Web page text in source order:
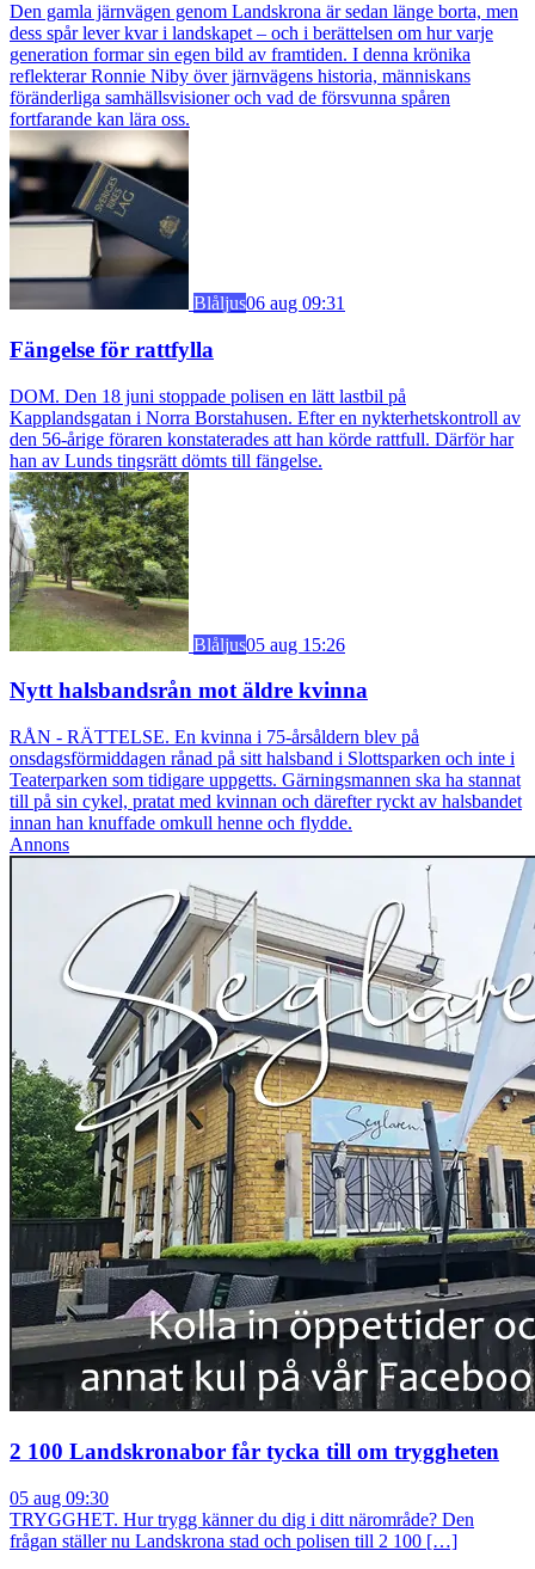
Den gamla järnvägen genom Landskrona är sedan länge borta, men
dess spår lever kvar i landskapet – och i berättelsen om hur varje
generation formar sin egen bild av framtiden. I denna krönika
reflekterar Ronnie Niby över järnvägens historia, människans
föränderliga samhällsvisioner och vad de försvunna spåren
fortfarande kan lära oss.
Blåljus06 aug 09:31
Fängelse för rattfylla
DOM. Den 18 juni stoppade polisen en lätt lastbil på
Kapplandsgatan i Norra Borstahusen. Efter en nykterhetskontroll av
den 56-årige föraren konstaterades att han körde rattfull. Därför har
han av Lunds tingsrätt dömts till fängelse.
Blåljus05 aug 15:26
Nytt halsbandsrån mot äldre kvinna
RÅN - RÄTTELSE. En kvinna i 75-årsåldern blev på
onsdagsförmiddagen rånad på sitt halsband i Slottsparken och inte i
Teaterparken som tidigare uppgetts. Gärningsmannen ska ha stannat
till på sin cykel, pratat med kvinnan och därefter ryckt av halsbandet
innan han knuffade omkull henne och flydde.
Annons
2 100 Landskronabor får tycka till om tryggheten
05 aug 09:30
TRYGGHET. Hur trygg känner du dig i ditt närområde? Den
frågan ställer nu Landskrona stad och polisen till 2 100 […]